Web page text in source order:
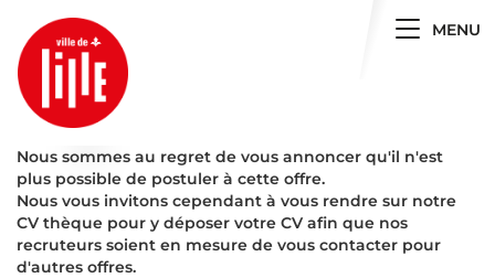
Toggle
MENU
Nous sommes au regret de vous annoncer qu'il n'est
plus possible de postuler à cette offre.
Nous vous invitons cependant à vous rendre sur notre
CV thèque pour y déposer votre CV afin que nos
recruteurs soient en mesure de vous contacter pour
d'autres offres.